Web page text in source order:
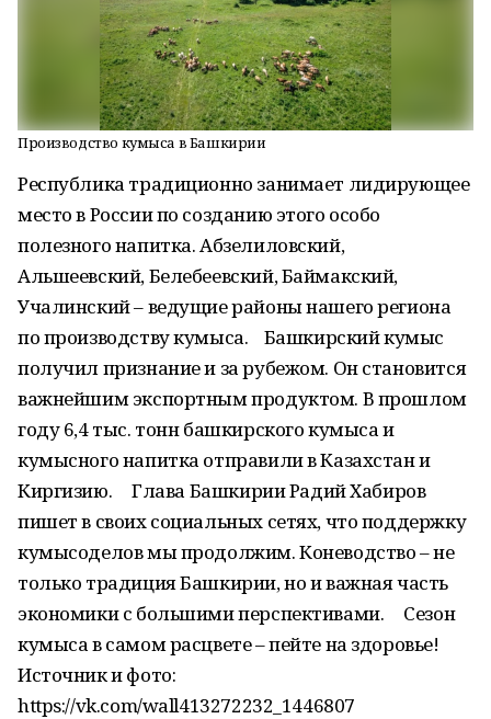
Производство кумыса в Башкирии
Республика традиционно занимает лидирующее
место в России по созданию этого особо
полезного напитка. Абзелиловский,
Альшеевский, Белебеевский, Баймакский,
Учалинский – ведущие районы нашего региона
по производству кумыса. Башкирский кумыс
получил признание и за рубежом. Он становится
важнейшим экспортным продуктом. В прошлом
году 6,4 тыс. тонн башкирского кумыса и
кумысного напитка отправили в Казахстан и
Киргизию. Глава Башкирии Радий Хабиров
пишет в своих социальных сетях, что поддержку
кумысоделов мы продолжим. Коневодство – не
только традиция Башкирии, но и важная часть
экономики с большими перспективами. Сезон
кумыса в самом расцвете – пейте на здоровье!
Источник и фото:
https://vk.com/wall413272232_1446807